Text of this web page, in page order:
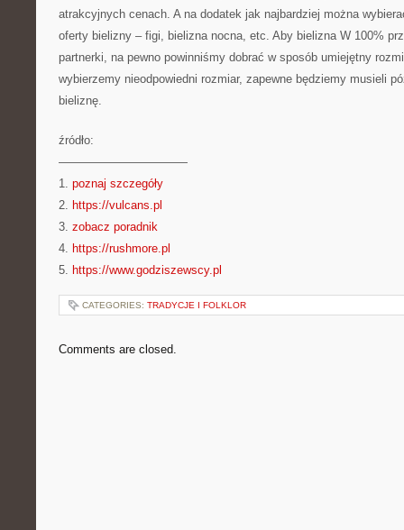
atrakcyjnych cenach. A na dodatek jak najbardziej można
oferty bielizny – figi, bielizna nocna, etc. Aby bielizna W 100%
partnerki, na pewno powinniśmy dobrać w sposób umiejętny
wybierzemy nieodpowiedni rozmiar, zapewne będziemy musieli
bieliznę.
źródło:
———————————
1. poznaj szczegóły
2. https://vulcans.pl
3. zobacz poradnik
4. https://rushmore.pl
5. https://www.godziszewscy.pl
CATEGORIES: TRADYCJE I FOLKLOR
Comments are closed.